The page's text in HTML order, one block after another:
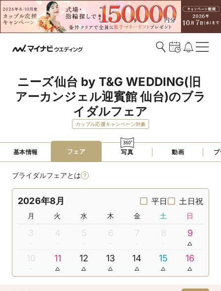
ニーズ仙台 by T&G WEDDING(旧
アーカンジェル迎賓館 仙台)のブラ
イダルフェア
カップル応援キャンペーン対象
基本情報 フェア 写真 動画
ブライダルフェアとは
2026年8月 平日 土日祝
月 火 水 木 金 土 日
3 4 5 6 7 8 9
10 11 12 13 14 15 16